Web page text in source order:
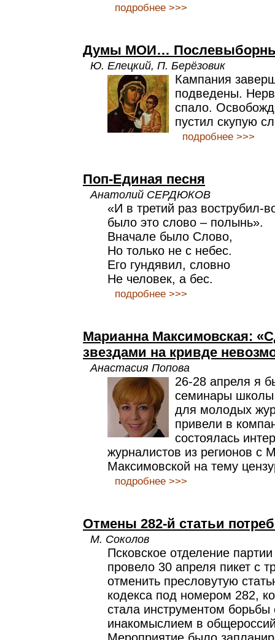
подробнее >>>
Думы МОИ…
Ю. Елецкий, П. Берёзовик
Кампания
подведены.
спало.
пустил скупую
подробнее >>>
Поп-Единая песня
Анатолий СЕРДЮКОВ
«И в третий раз вострубил-
было это слово – полынь».
Вначале было Слово,
Но только не с небес.
Его гундявил, словно
Не человек, а бес.
подробнее >>>
Марианна Максимовская:
звездами на кривде
Анастасия Попова
26-28 апреля я
семинары
для молодых
привели в
состоялась
журналистов из регионов с
Максимовской на тему
подробнее >>>
Отмены 282-й статьи
М. Соколов
Псковское отделение
провело 30 апреля пикет с
отменить пресловутую
кодекса под номером 282,
стала инструментом борьбы
инакомыслием в